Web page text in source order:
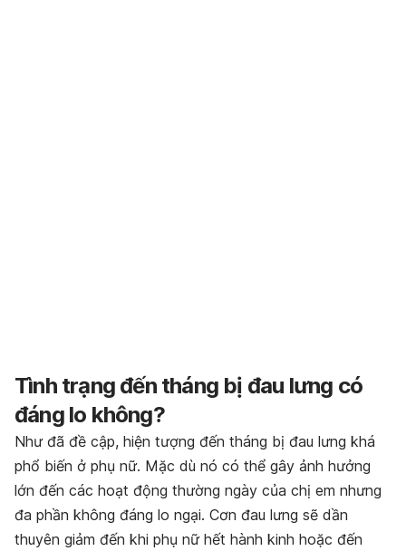
Tình trạng đến tháng bị đau lưng có
đáng lo không?
Như đã đề cập, hiện tượng đến tháng bị đau lưng khá
phổ biến ở phụ nữ. Mặc dù nó có thể gây ảnh hưởng
lớn đến các hoạt động thường ngày của chị em nhưng
đa phần không đáng lo ngại. Cơn đau lưng sẽ dần
thuyên giảm đến khi phụ nữ hết hành kinh hoặc đến